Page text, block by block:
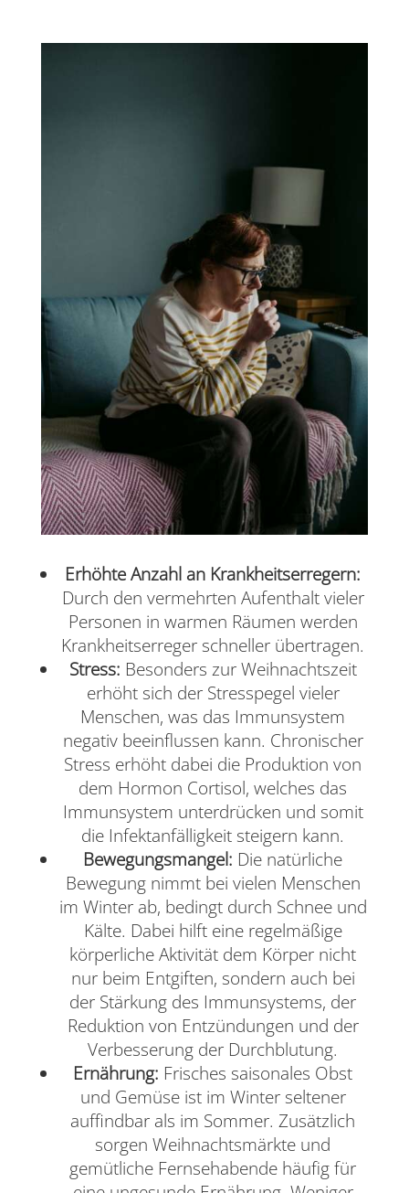
Erhöhte Anzahl an Krankheitserregern:
Durch den vermehrten Aufenthalt vieler
Personen in warmen Räumen werden
Krankheitserreger schneller übertragen.
Stress: Besonders zur Weihnachtszeit
erhöht sich der Stresspegel vieler
Menschen, was das Immunsystem
negativ beeinflussen kann. Chronischer
Stress erhöht dabei die Produktion von
dem Hormon Cortisol, welches das
Immunsystem unterdrücken und somit
die Infektanfälligkeit steigern kann.
Bewegungsmangel: Die natürliche
Bewegung nimmt bei vielen Menschen
im Winter ab, bedingt durch Schnee und
Kälte. Dabei hilft eine regelmäßige
körperliche Aktivität dem Körper nicht
nur beim Entgiften, sondern auch bei
der Stärkung des Immunsystems, der
Reduktion von Entzündungen und der
Verbesserung der Durchblutung.
Ernährung: Frisches saisonales Obst
und Gemüse ist im Winter seltener
auffindbar als im Sommer. Zusätzlich
sorgen Weihnachtsmärkte und
gemütliche Fernsehabende häufig für